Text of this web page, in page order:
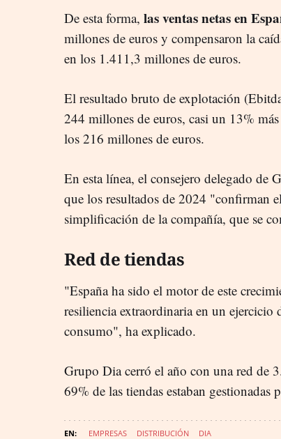
De esta forma, las ventas netas en
millones de euros y compensaron la
en los 1.411,3 millones de euros.
El resultado bruto de explotación
244 millones de euros, casi un 13%
los 216 millones de euros.
En esta línea, el consejero delegado de
que los resultados de 2024 "confirman
simplificación de la compañía, que se
Red de tiendas
"España ha sido el motor de este
resiliencia extraordinaria en un ejercicio
consumo", ha explicado.
Grupo Dia cerró el año con una red de
69% de las tiendas estaban gestionadas
EMPRESAS DISTRIBUCIÓN DIA